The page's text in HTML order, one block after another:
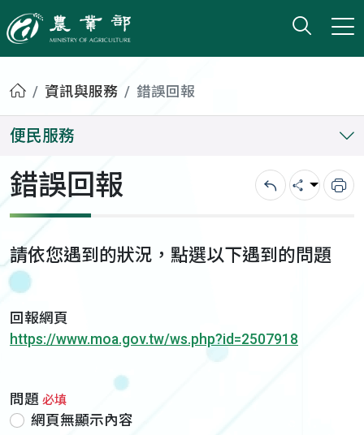
農業部
打開
小版
首頁資訊與服務 錯誤回報
便民服務
錯誤回報 回上一頁
分享 列
請依您遇到的狀況，點選以下遇到的問題
回報網頁
https://www.moa.gov.tw/ws.php?id=2507918
問題 必填
網頁無顯示內容